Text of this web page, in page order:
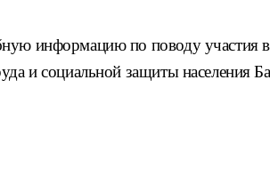
информацию по поводу участия
и социальной защиты населения